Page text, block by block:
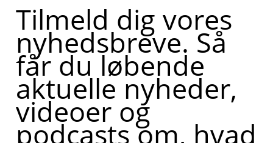
Tilmeld dig vores
nyhedsbreve. Så
får du løbende
aktuelle nyheder,
videoer og
podcasts om, hvad